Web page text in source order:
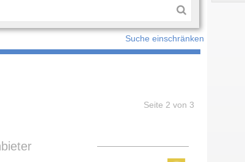
Suche einschränken
Seite 2 von 3